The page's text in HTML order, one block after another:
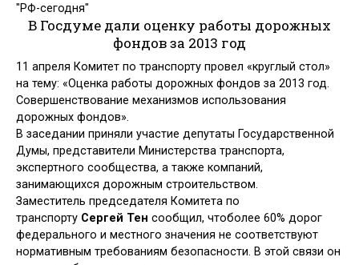
"РФ-сегодня"
В Госдуме дали оценку работы дорожных
фондов за 2013 год
11 апреля Комитет по транспорту провел «круглый стол»
на тему: «Оценка работы дорожных фондов за 2013 год.
Совершенствование механизмов использования
дорожных фондов».
В заседании приняли участие депутаты Государственной
Думы, представители Министерства транспорта,
экспертного сообщества, а также компаний,
занимающихся дорожным строительством.
Заместитель председателя Комитета по
транспорту Сергей Тен сообщил, чтоболее 60% дорог
федерального и местного значения не соответствуют
нормативным требованиям безопасности. В этой связи он